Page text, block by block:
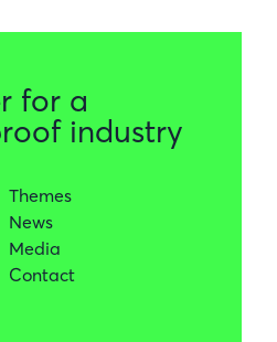
for a
industry
Themes
News
Media
Contact